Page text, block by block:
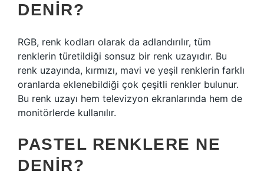
DENIR?
RGB, renk kodları olarak da adlandırılır, tüm
renklerin türetildiği sonsuz bir renk uzayıdır. Bu
renk uzayında, kırmızı, mavi ve yeşil renklerin farklı
oranlarda eklenebildiği çok çeşitli renkler bulunur.
Bu renk uzayı hem televizyon ekranlarında hem de
monitörlerde kullanılır.
PASTEL RENKLERE NE
DENIR?